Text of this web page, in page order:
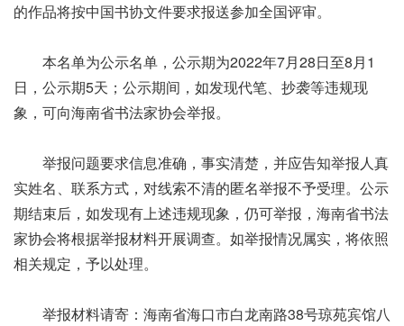
的作品将按中国书协文件要求报送参加全国评审。
本名单为公示名单，公示期为2022年7月28日至8月1
日，公示期5天；公示期间，如发现代笔、抄袭等违规现
象，可向海南省书法家协会举报。
举报问题要求信息准确，事实清楚，并应告知举报人真
实姓名、联系方式，对线索不清的匿名举报不予受理。公示
期结束后，如发现有上述违规现象，仍可举报，海南省书法
家协会将根据举报材料开展调查。如举报情况属实，将依照
相关规定，予以处理。
举报材料请寄：海南省海口市白龙南路38号琼苑宾馆八